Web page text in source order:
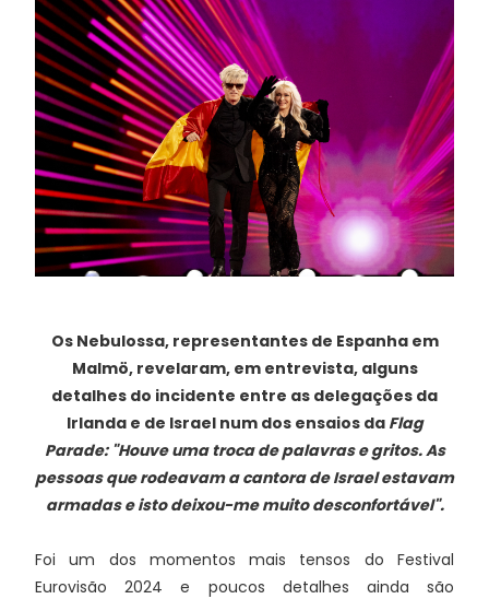
Os Nebulossa, representantes de Espanha em
Malmö, revelaram, em entrevista, alguns
detalhes do incidente entre as delegações da
Irlanda e de Israel num dos ensaios da Flag
Parade: "Houve uma troca de palavras e gritos. As
pessoas que rodeavam a cantora de Israel estavam
armadas e isto deixou-me muito desconfortável".
Foi um dos momentos mais tensos do Festival
Eurovisão 2024 e poucos detalhes ainda são